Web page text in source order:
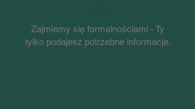
Zajmiemy się formalnościami - Ty
tylko podajesz potrzebne informacje.